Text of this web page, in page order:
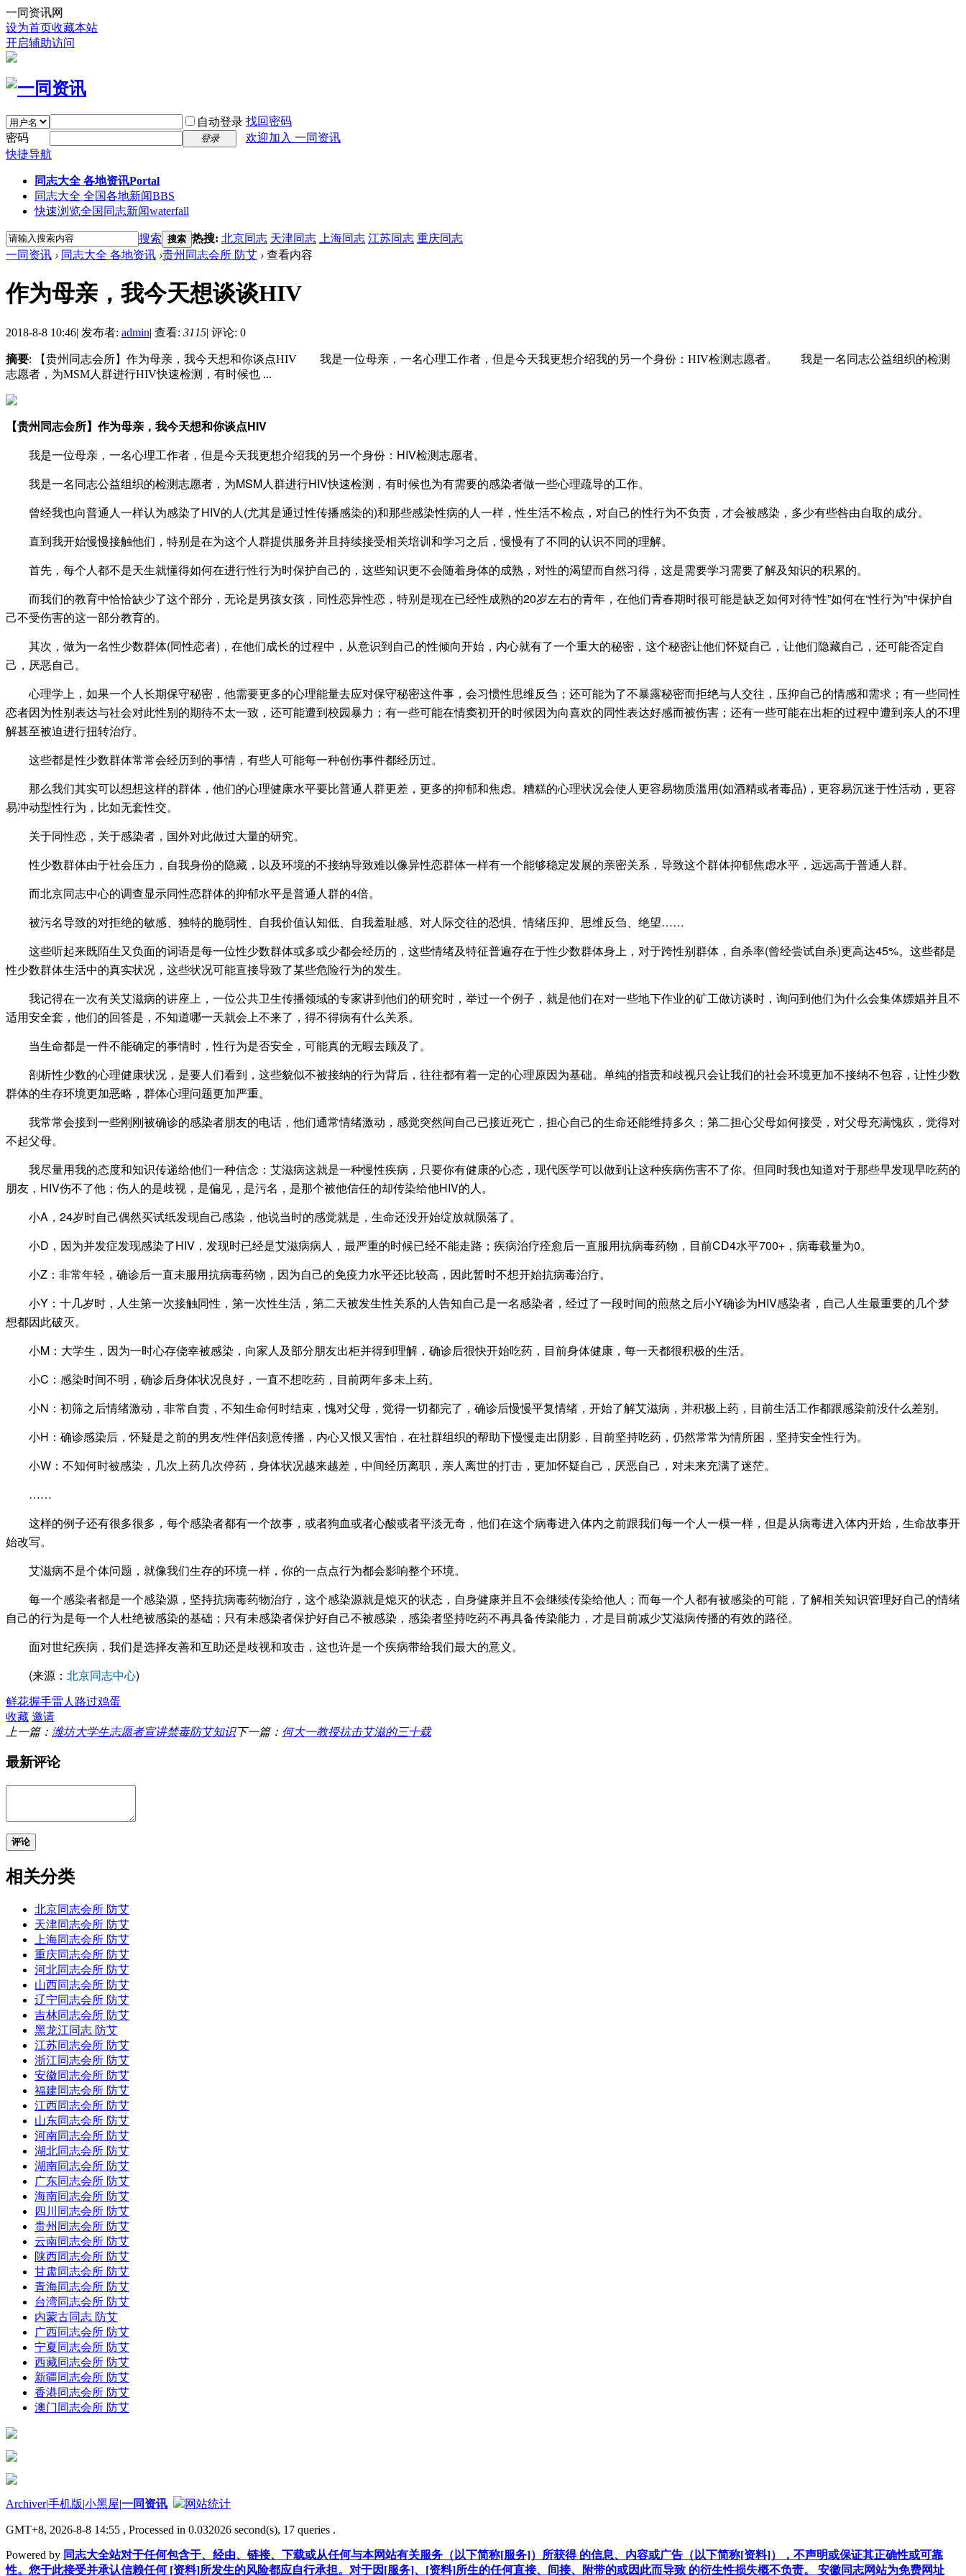
一同资讯网
设为首页收藏本站
开启辅助访问
自动登录 找回密码
密码
登录
欢迎加入 一同资讯
快捷导航
同志大全 各地资讯Portal
同志大全 全国各地新闻BBS
快速浏览全国同志新闻waterfall
搜索 搜索 热搜: 北京同志 天津同志 上海同志 江苏同志 重庆同志
一同资讯 › 同志大全 各地资讯 ›贵州同志会所 防艾 › 查看内容
作为母亲，我今天想谈谈HIV
2018-8-8 10:46| 发布者: admin| 查看: 3115| 评论: 0
摘要: 【贵州同志会所】作为母亲，我今天想和你谈点HIV 我是一位母亲，一名心理工作者，但是今天我更想介绍我的另一个身份：HIV检测志愿者。 我是一名同志公益组织的检测
志愿者，为MSM人群进行HIV快速检测，有时候也 ...
【贵州同志会所】 作为母亲，我今天想和你谈点HIV
我是一位母亲，一名心理工作者，但是今天我更想介绍我的另一个身份：HIV检测志愿者。
我是一名同志公益组织的检测志愿者，为MSM人群进行HIV快速检测，有时候也为有需要的感染者做一些心理疏导的工作。
曾经我也向普通人一样认为感染了HIV的人(尤其是通过性传播感染的)和那些感染性病的人一样，性生活不检点，对自己的性行为不负责，才会被感染，多少有些咎由自取的成分。
直到我开始慢慢接触他们，特别是在为这个人群提供服务并且持续接受相关培训和学习之后，慢慢有了不同的认识不同的理解。
首先，每个人都不是天生就懂得如何在进行性行为时保护自己的，这些知识更不会随着身体的成熟，对性的渴望而自然习得，这是需要学习需要了解及知识的积累的。
而我们的教育中恰恰缺少了这个部分，无论是男孩女孩，同性恋异性恋，特别是现在已经性成熟的20岁左右的青年，在他们青春期时很可能是缺乏如何对待“性”如何在“性行为”中保护自
己不受伤害的这一部分教育的。
其次，做为一名性少数群体(同性恋者)，在他们成长的过程中，从意识到自己的性倾向开始，内心就有了一个重大的秘密，这个秘密让他们怀疑自己，让他们隐藏自己，还可能否定自
己，厌恶自己。
心理学上，如果一个人长期保守秘密，他需要更多的心理能量去应对保守秘密这件事，会习惯性思维反刍；还可能为了不暴露秘密而拒绝与人交往，压抑自己的情感和需求；有一些同性
恋者因为性别表达与社会对此性别的期待不太一致，还可能遭到校园暴力；有一些可能在情窦初开的时候因为向喜欢的同性表达好感而被伤害；还有一些可能在出柜的过程中遭到亲人的不理
解甚至被迫进行扭转治疗。
这些都是性少数群体常常会经历到的事情，有些人可能每一种创伤事件都经历过。
那么我们其实可以想想这样的群体，他们的心理健康水平要比普通人群更差，更多的抑郁和焦虑。糟糕的心理状况会使人更容易物质滥用(如酒精或者毒品)，更容易沉迷于性活动，更容
易冲动型性行为，比如无套性交。
关于同性恋，关于感染者，国外对此做过大量的研究。
性少数群体由于社会压力，自我身份的隐藏，以及环境的不接纳导致难以像异性恋群体一样有一个能够稳定发展的亲密关系，导致这个群体抑郁焦虑水平，远远高于普通人群。
而北京同志中心的调查显示同性恋群体的抑郁水平是普通人群的4倍。
被污名导致的对拒绝的敏感、独特的脆弱性、自我价值认知低、自我羞耻感、对人际交往的恐惧、情绪压抑、思维反刍、绝望……
这些听起来既陌生又负面的词语是每一位性少数群体或多或少都会经历的，这些情绪及特征普遍存在于性少数群体身上，对于跨性别群体，自杀率(曾经尝试自杀)更高达45%。这些都是
性少数群体生活中的真实状况，这些状况可能直接导致了某些危险行为的发生。
我记得在一次有关艾滋病的讲座上，一位公共卫生传播领域的专家讲到他们的研究时，举过一个例子，就是他们在对一些地下作业的矿工做访谈时，询问到他们为什么会集体嫖娼并且不
适用安全套，他们的回答是，不知道哪一天就会上不来了，得不得病有什么关系。
当生命都是一件不能确定的事情时，性行为是否安全，可能真的无暇去顾及了。
剖析性少数的心理健康状况，是要人们看到，这些貌似不被接纳的行为背后，往往都有着一定的心理原因为基础。单纯的指责和歧视只会让我们的社会环境更加不接纳不包容，让性少数
群体的生存环境更加恶略，群体心理问题更加严重。
我常常会接到一些刚刚被确诊的感染者朋友的电话，他们通常情绪激动，感觉突然间自己已接近死亡，担心自己的生命还能维持多久；第二担心父母如何接受，对父母充满愧疚，觉得对
不起父母。
我尽量用我的态度和知识传递给他们一种信念：艾滋病这就是一种慢性疾病，只要你有健康的心态，现代医学可以做到让这种疾病伤害不了你。但同时我也知道对于那些早发现早吃药的
朋友，HIV伤不了他；伤人的是歧视，是偏见，是污名，是那个被他信任的却传染给他HIV的人。
小A，24岁时自己偶然买试纸发现自己感染，他说当时的感觉就是，生命还没开始绽放就陨落了。
小D，因为并发症发现感染了HIV，发现时已经是艾滋病病人，最严重的时候已经不能走路；疾病治疗痊愈后一直服用抗病毒药物，目前CD4水平700+，病毒载量为0。
小Z：非常年轻，确诊后一直未服用抗病毒药物，因为自己的免疫力水平还比较高，因此暂时不想开始抗病毒治疗。
小Y：十几岁时，人生第一次接触同性，第一次性生活，第二天被发生性关系的人告知自己是一名感染者，经过了一段时间的煎熬之后小Y确诊为HIV感染者，自己人生最重要的几个梦
想都因此破灭。
小M：大学生，因为一时心存侥幸被感染，向家人及部分朋友出柜并得到理解，确诊后很快开始吃药，目前身体健康，每一天都很积极的生活。
小C：感染时间不明，确诊后身体状况良好，一直不想吃药，目前两年多未上药。
小N：初筛之后情绪激动，非常自责，不知生命何时结束，愧对父母，觉得一切都完了，确诊后慢慢平复情绪，开始了解艾滋病，并积极上药，目前生活工作都跟感染前没什么差别。
小H：确诊感染后，怀疑是之前的男友/性伴侣刻意传播，内心又恨又害怕，在社群组织的帮助下慢慢走出阴影，目前坚持吃药，仍然常常为情所困，坚持安全性行为。
小W：不知何时被感染，几次上药几次停药，身体状况越来越差，中间经历离职，亲人离世的打击，更加怀疑自己，厌恶自己，对未来充满了迷茫。
……
这样的例子还有很多很多，每个感染者都有一个故事，或者狗血或者心酸或者平淡无奇，他们在这个病毒进入体内之前跟我们每一个人一模一样，但是从病毒进入体内开始，生命故事开
始改写。
艾滋病不是个体问题，就像我们生存的环境一样，你的一点点行为都会影响整个环境。
每一个感染者都是一个感染源，坚持抗病毒药物治疗，这个感染源就是熄灭的状态，自身健康并且不会继续传染给他人；而每一个人都有被感染的可能，了解相关知识管理好自己的情绪
自己的行为是每一个人杜绝被感染的基础；只有未感染者保护好自己不被感染，感染者坚持吃药不再具备传染能力，才是目前减少艾滋病传播的有效的路径。
面对世纪疾病，我们是选择友善和互助还是歧视和攻击，这也许是一个疾病带给我们最大的意义。
(来源： 北京同志中心)
鲜花握手雷人 路过鸡蛋
收藏 邀请
上一篇： 潍坊大学生志愿者宣讲禁毒防艾知识下一篇： 何大一教授抗击艾滋的三十载
最新评论
评论
相关分类
北京同志会所 防艾
天津同志会所 防艾
上海同志会所 防艾
重庆同志会所 防艾
河北同志会所 防艾
山西同志会所 防艾
辽宁同志会所 防艾
吉林同志会所 防艾
黑龙江同志 防艾
江苏同志会所 防艾
浙江同志会所 防艾
安徽同志会所 防艾
福建同志会所 防艾
江西同志会所 防艾
山东同志会所 防艾
河南同志会所 防艾
湖北同志会所 防艾
湖南同志会所 防艾
广东同志会所 防艾
海南同志会所 防艾
四川同志会所 防艾
贵州同志会所 防艾
云南同志会所 防艾
陕西同志会所 防艾
甘肃同志会所 防艾
青海同志会所 防艾
台湾同志会所 防艾
内蒙古同志 防艾
广西同志会所 防艾
宁夏同志会所 防艾
西藏同志会所 防艾
新疆同志会所 防艾
香港同志会所 防艾
澳门同志会所 防艾
Archiver|手机版|小黑屋|一同资讯 网站统计
GMT+8, 2026-8-8 14:55 , Processed in 0.032026 second(s), 17 queries .
Powered by 同志大全站对于任何包含于、经由、链接、下载或从任何与本网站有关服务（以下简称[服务]）所获得 的信息、内容或广告（以下简称[资料]），不声明或保证其正确性或可靠
性。您于此接受并承认信赖任何 [资料]所发生的风险都应自行承担。对于因[服务]、[资料]所生的任何直接、间接、附带的或因此而导致 的衍生性损失概不负责。 安徽同志网站为免费网址